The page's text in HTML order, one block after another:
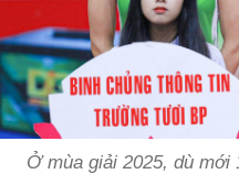
Ở mùa giải 2025, dù